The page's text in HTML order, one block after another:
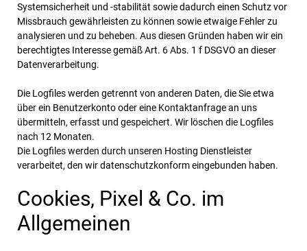
Systemsicherheit und -stabilität sowie dadurch einen Schutz vor
Missbrauch gewährleisten zu können sowie etwaige Fehler zu
analysieren und zu beheben. Aus diesen Gründen haben wir ein
berechtigtes Interesse gemäß Art. 6 Abs. 1 f DSGVO an dieser
Datenverarbeitung.
Die Logfiles werden getrennt von anderen Daten, die Sie etwa
über ein Benutzerkonto oder eine Kontaktanfrage an uns
übermitteln, erfasst und gespeichert. Wir löschen die Logfiles
nach 12 Monaten.
Die Logfiles werden durch unseren Hosting Dienstleister
verarbeitet, den wir datenschutzkonform eingebunden haben.
Cookies, Pixel & Co. im
Allgemeinen